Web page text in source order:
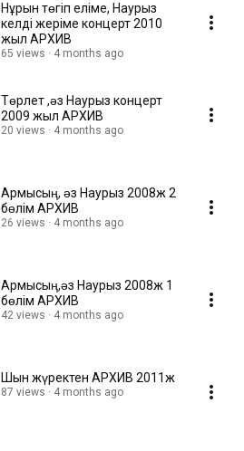
Нұрын төгіп еліме, Наурыз
келді жеріме концерт 2010
жыл АРХИВ
65 views 4 months ago
Төрлет ,әз Наурыз концерт
2009 жыл АРХИВ
20 views 4 months ago
Армысың, әз Наурыз 2008ж 2
бөлім АРХИВ
26 views 4 months ago
Армысың,әз Наурыз 2008ж 1
бөлім АРХИВ
42 views 4 months ago
Шын жүректен АРХИВ 2011ж
87 views 4 months ago